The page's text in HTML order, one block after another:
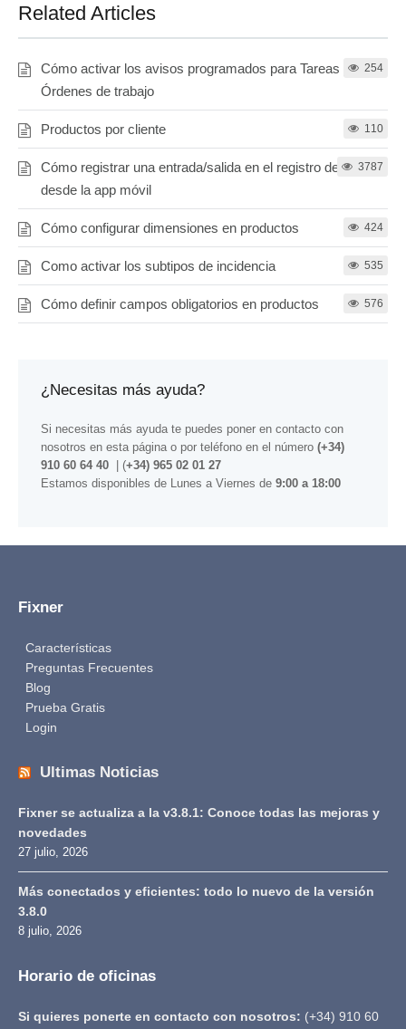
Related Articles
Cómo activar los avisos programados para Tareas y
Órdenes de trabajo
254
Productos por cliente 110
Cómo registrar una entrada/salida en el registro de jornada
desde la app móvil
3787
Cómo configurar dimensiones en productos 424
Como activar los subtipos de incidencia 535
Cómo definir campos obligatorios en productos 576
¿Necesitas más ayuda?
Si necesitas más ayuda te puedes poner en contacto con
nosotros en esta página o por teléfono en el número (+34)
910 60 64 40
| (+34) 965 02 01 27
Estamos disponibles de Lunes a Viernes de 9:00 a 18:00
Fixner
Características
Preguntas Frecuentes
Blog
Prueba Gratis
Login
Ultimas Noticias
Fixner se actualiza a la v3.8.1: Conoce todas las mejoras y
novedades
27 julio, 2026
Más conectados y eficientes: todo lo nuevo de la versión
3.8.0
8 julio, 2026
Horario de oficinas
Si quieres ponerte en contacto con nosotros: (+34) 910 60